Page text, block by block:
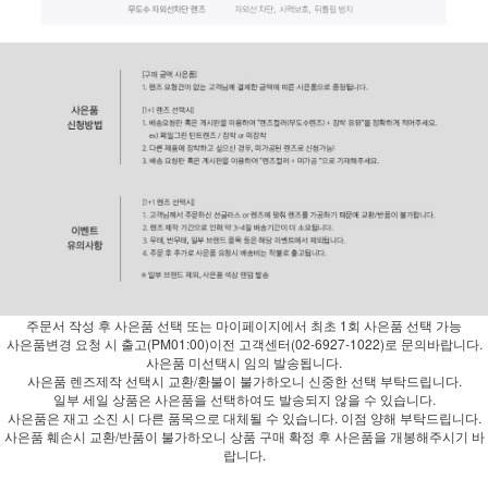
주문서 작성 후 사은품 선택 또는 마이페이지에서 최초 1회 사은품 선택 가능
사은품변경 요청 시 출고(PM01:00)이전 고객센터(02-6927-1022)로 문의바랍니다.
사은품 미선택시 임의 발송됩니다.
사은품 렌즈제작 선택시 교환/환불이 불가하오니 신중한 선택 부탁드립니다.
일부 세일 상품은 사은품을 선택하여도 발송되지 않을 수 있습니다.
사은품은 재고 소진 시 다른 품목으로 대체될 수 있습니다. 이점 양해 부탁드립니다.
사은품 훼손시 교환/반품이 불가하오니 상품 구매 확정 후 사은품을 개봉해주시기 바
랍니다.